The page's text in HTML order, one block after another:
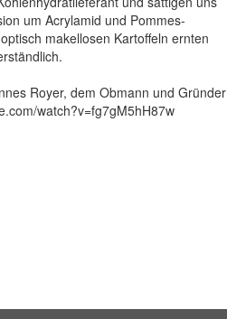
um Acrylamid und Pommes-
makellosen Kartoffeln ernten
Royer, dem Obmann und Gründer
watch?v=fg7gM5hH87w